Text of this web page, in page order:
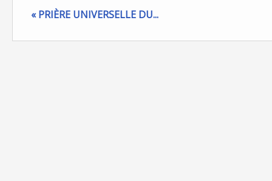
« PRIÈRE UNIVERSELLE DU...